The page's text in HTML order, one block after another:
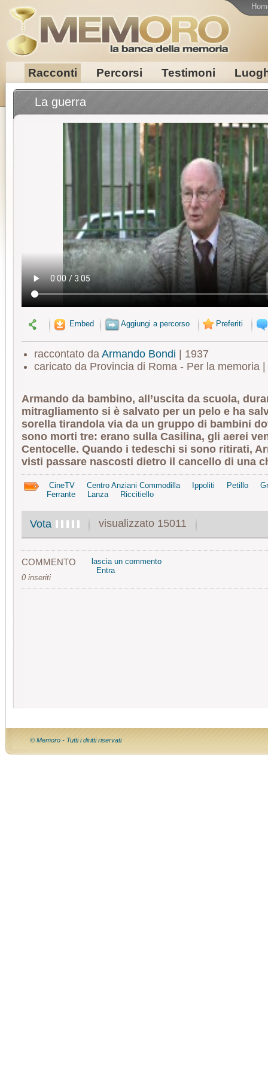
Racconti Percorsi Testimoni
La guerra
Embed Aggiungi a percorso Preferiti
raccontato da Armando Bondi | 1937
caricato da Provincia di Roma - Per la memoria
Armando da bambino, all’uscita da scuola,
mitragliamento si è salvato per un pelo e ha
sorella tirandola via da un gruppo di bambini
sono morti tre: erano sulla Casilina, gli aerei
Centocelle. Quando i tedeschi si sono ritirati,
visti passare nascosti dietro il cancello di una
CineTV Centro Anziani Commodilla Ippoliti Petillo
Ferrante
Lanza Riccitiello
Vota visualizzato 15011
COMMENTO
0 inseriti
lascia un commento
Entra
© Memoro - Tutti i diritti riservati